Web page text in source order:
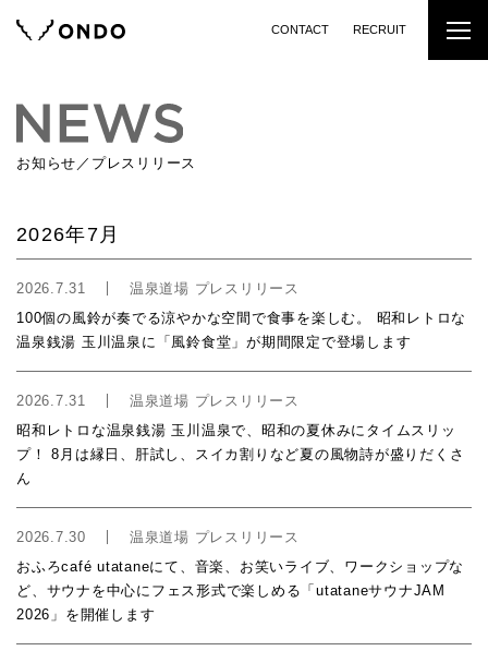
CONTACT RECRUIT
お知らせ／プレスリリース
2026年7月
2026.7.31
温泉道場 プレスリリース
100個の風鈴が奏でる涼やかな空間で食事を楽しむ。 昭和レトロな
温泉銭湯 玉川温泉に「風鈴食堂」が期間限定で登場します
2026.7.31
温泉道場 プレスリリース
昭和レトロな温泉銭湯 玉川温泉で、昭和の夏休みにタイムスリッ
プ！ 8月は縁日、肝試し、スイカ割りなど夏の風物詩が盛りだくさ
ん
2026.7.30
温泉道場 プレスリリース
おふろcafé utataneにて、音楽、お笑いライブ、ワークショップな
ど、サウナを中心にフェス形式で楽しめる「utataneサウナJAM
2026」を開催します